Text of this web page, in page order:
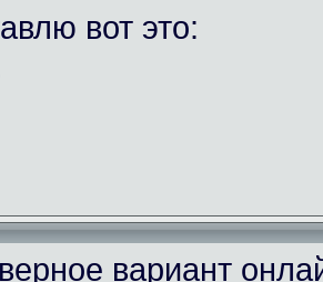
вот это:
вариант